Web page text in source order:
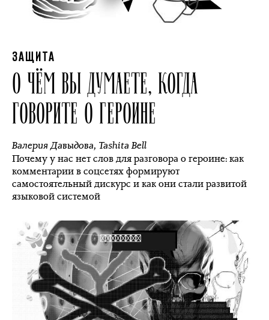
ЗАЩИТА
О ЧЁМ ВЫ ДУМАЕТЕ, КОГДА
ГОВОРИТЕ О ГЕРОИНЕ
Валерия Давыдова, Tashita Bell
Почему у нас нет слов для разговора о героине: как
комментарии в соцсетях формируют
самостоятельный дискурс и как они стали развитой
языковой системой